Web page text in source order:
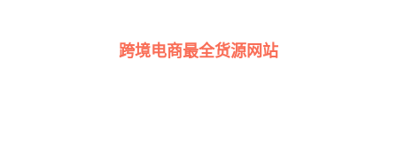
跨境电商最全货源网站